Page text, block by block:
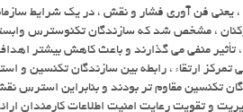
یعنی فن آوری فشار و نقش ، در یک شرایط
تأثیر بگذارد. در یک نظرسنجی از ۳۴۶ نفر از کارکنان ، مشخص شد که
منفی می گذارند و باعث کاهش بیشتر
تمرکز ارتقاء ، رابطه بین سازندگان تکنسین
تکنسین مقاوم تر بودند و بنابراین استرس
و تقویت رعایت امنیت اطلاعات کارمندان